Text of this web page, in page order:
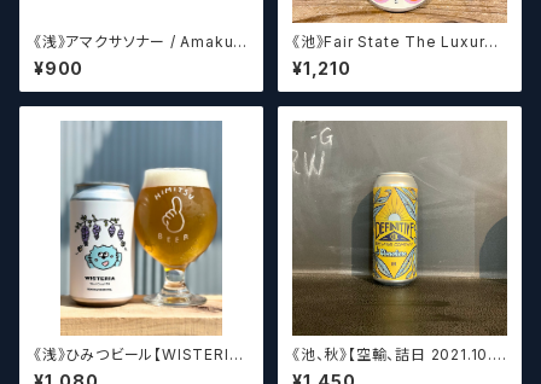
《浅》アマクサソナー / Amakus
a sonar MAGIC CIRCLE 【ク
ラフトビールシザーズ】
¥900
《池》Fair State The Luxury
of Restraint / フェアステイト
ザ ラグジュアリー オブ リストレ
イント【クラフトビールシザーズ】
¥1,210
《浅》ひみつビール【WISTERIA】
／ ウィステリア
《池、秋》【空輸、詰日 2021.10.2
6】ディフィニティブ エルスウェア